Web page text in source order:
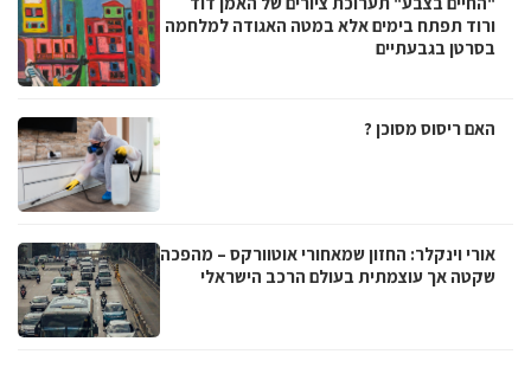
ורוד תפתח בימים אלא במטה האגודה למלחמה
בסרטן בגבעתיים
האם ריסוס מסוכן ?
אורי וינקלר: החזון שמאחורי אוטוורקס – מהפכה
שקטה אך עוצמתית בעולם הרכב הישראלי